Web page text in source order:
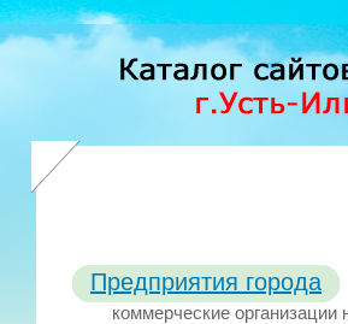
Предприятия города
коммерческие